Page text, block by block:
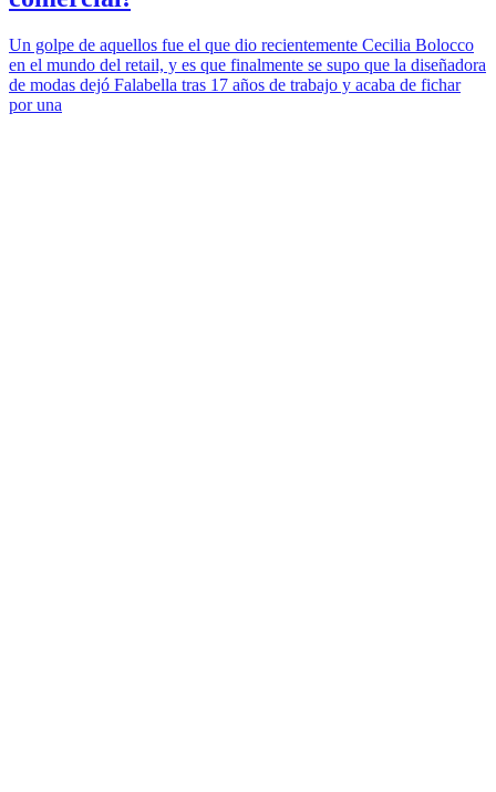
Un golpe de aquellos fue el que dio recientemente Cecilia Bolocco
en el mundo del retail, y es que finalmente se supo que la diseñadora
de modas dejó Falabella tras 17 años de trabajo y acaba de fichar
por una